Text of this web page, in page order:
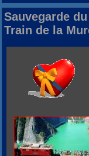
Sauvegarde du
Train de la